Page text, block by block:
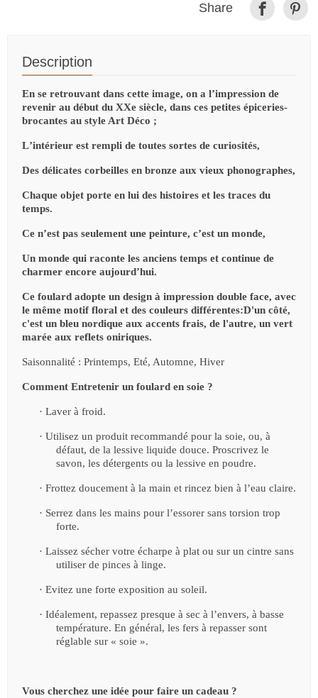
Share
Description
En se retrouvant dans cette image, on a l’impression de
revenir au début du XXe siècle, dans ces petites épiceries-
brocantes au style Art Déco ;
L’intérieur est rempli de toutes sortes de curiosités,
Des délicates corbeilles en bronze aux vieux phonographes,
Chaque objet porte en lui des histoires et les traces du
temps.
Ce n’est pas seulement une peinture, c’est un monde,
Un monde qui raconte les anciens temps et continue de
charmer encore aujourd’hui.
Ce foulard adopte un design à impression double face, avec
le même motif floral et des couleurs différentes:D'un côté,
c'est un bleu nordique aux accents frais, de l'autre, un vert
marée aux reflets oniriques.
Saisonnalité : Printemps, Eté, Automne, Hiver
Comment Entretenir un foulard en soie ?
· Laver à froid.
· Utilisez un produit recommandé pour la soie, ou, à
défaut, de la lessive liquide douce. Proscrivez le
savon, les détergents ou la lessive en poudre.
· Frottez doucement à la main et rincez bien à l’eau claire.
· Serrez dans les mains pour l’essorer sans torsion trop
forte.
· Laissez sécher votre écharpe à plat ou sur un cintre sans
utiliser de pinces à linge.
· Evitez une forte exposition au soleil.
· Idéalement, repassez presque à sec à l’envers, à basse
température. En général, les fers à repasser sont
réglable sur « soie ».
Vous cherchez une idée pour faire un cadeau ?